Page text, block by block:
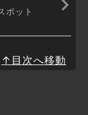
ポット
↑目次へ移動